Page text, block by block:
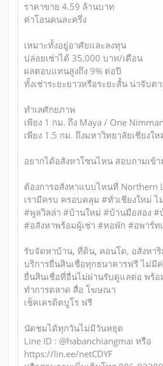
ราคาขาย 4.59 ล้านบาท
ค่าโอนคนละครึ่ง
เหมาะทั้งอยู่อาศัยและลงทุน
ปล่อยเช่าได้ 35,000 บาท/เดือน
ผลตอบแทนสูงถึง 9% ต่อปี
ทั้งเช่าระยะยาวหรือระยะสั้น น่าจับต
ทำเลศักยภาพ
เพียง 1 กม. ถึง Maya / One Nimman
เพียง 1.5 กม. ถึงมหาวิทยาลัยเชียงให
อยากได้อสังหาโซนไหน สอบถามเข้า
ต้องการอสังหาแบบไหนที่ Northern
เรามีครบ ครอบคลุม #ทั่วเชียงใหม่ ไ
#พูลวิลล่า #บ้านใหม่ #บ้านมือสอง #
#อสังหาพร้อมผู้เช่า #หอพัก #อพาร์
รับจัดหาบ้าน, ที่ดิน, คอนโด, อสังหา
บริการยื่นสินเชื่อทุกธนาคารฟรี ไม่มี
ยื่นสินเชื่อที่อื่นไม่ผ่านรับดูแลต่อ พร้อ
ทำการตลาด สื่อ โฆษณา
เช็คเครดิตบูโร ฟรี
นัดชมได้ทุกวันไม่มีวันหยุด
Line ID : @habanchiangmai หรือ
https://lin.ee/netCDYF